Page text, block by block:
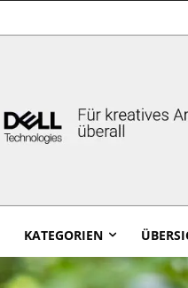
KATEGORIEN